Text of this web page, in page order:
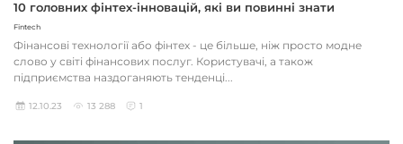
10 головних фінтех-інновацій, які ви повинні знати
Fintech
Фінансові технології або фінтех - це більше, ніж просто модне
слово у світі фінансових послуг. Користувачі, а також
підприємства наздоганяють тенденці...
12.10.23 13 288 1